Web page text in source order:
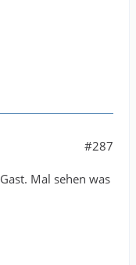
#287
Mal sehen was